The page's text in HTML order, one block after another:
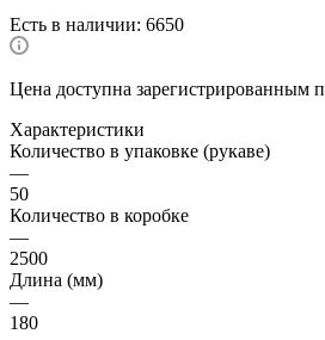
Есть в наличии: 6650
Цена доступна зарегистрированным
Характеристики
Количество в упаковке (рукаве)
—
50
Количество в коробке
—
2500
Длина (мм)
—
180